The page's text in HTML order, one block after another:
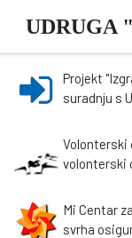
UDRUGA
Projekt
suradnju s
Volonterski
volonterski
Mi Centar
svrha